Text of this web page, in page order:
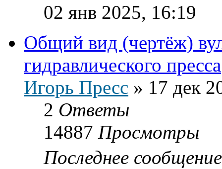
02 янв 2025, 16:19
Общий вид (чертёж)
гидравлического пресса
Игорь Пресс » 17 дек
2 Ответы
14887 Просмотры
Последнее